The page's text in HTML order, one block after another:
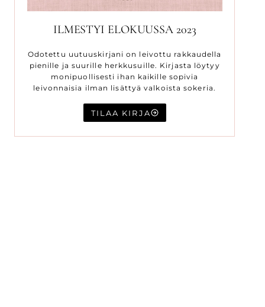
ILMESTYI ELOKUUSSA 2023
Odotettu uutuuskirjani on leivottu rakkaudella
pienille ja suurille herkkusuille. Kirjasta löytyy
monipuollisesti ihan kaikille sopivia
leivonnaisia ilman lisättyä valkoista sokeria.
TILAA KIRJA